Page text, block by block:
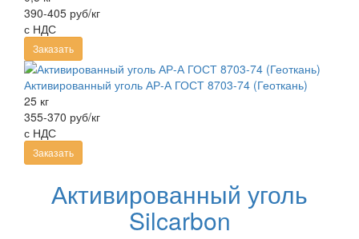
390-405 руб/кг
с НДС
Заказать
Активированный уголь АР-А ГОСТ 8703-74 (Геоткань)
25 кг
355-370 руб/кг
с НДС
Заказать
Активированный уголь
Silcarbon